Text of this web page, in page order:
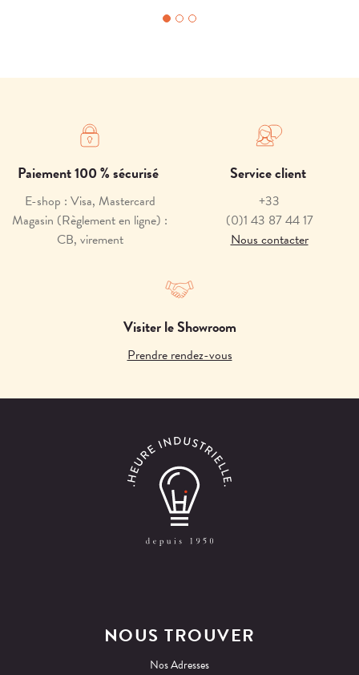
Paiement 100 % sécurisé
E-shop : Visa, Mastercard
Magasin (Règlement en ligne) :
CB, virement
Service client
+33
(0)1 43 87 44 17
Nous contacter
Visiter le Showroom
Prendre rendez-vous
NOUS TROUVER
Nos Adresses